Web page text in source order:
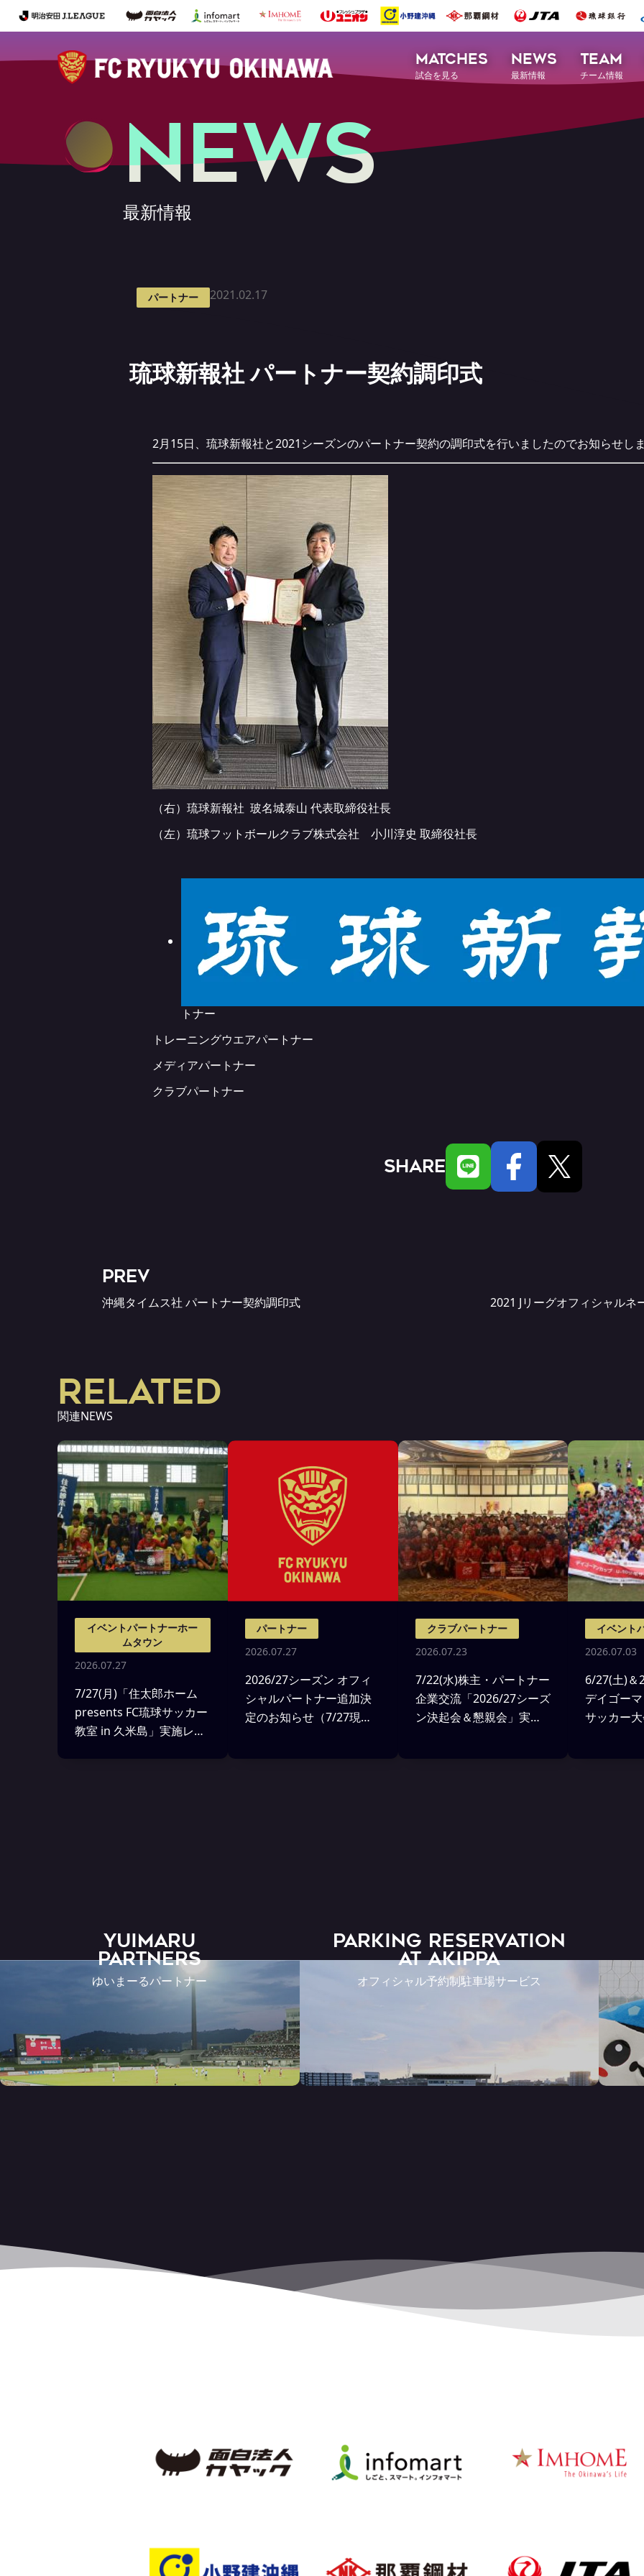
MATCHES
試合を見る
NEWS
最新情報
TEAM
チーム情報
NEWS
最新情報
パートナー 2021.02.17
琉球新報社 パートナー契約調印式
2月15日、琉球新報社と2021シーズンのパートナー契約の調印式を行いましたのでお知らせし
（右）琉球新報社 玻名城泰山 代表取締役社長
（左）琉球フットボールクラブ株式会社 小川淳史 取締役社長
トナー
トレーニングウエアパートナー
メディアパートナー
クラブパートナー
SHARE
PREV
沖縄タイムス社 パートナー契約調印式 2021 Jリーグオフィシャル
RELATED
関連NEWS
イベントパートナーホー
ムタウン
2026.07.27
7/27(月)「住太郎ホーム
presents FC琉球サッカー
教室 in 久米島」実施レポ
パートナー
2026.07.27
2026/27シーズン オフィ
シャルパートナー追加決
定のお知らせ（7/27現
クラブパートナー
2026.07.23
7/22(水)株主・パートナー
企業交流「2026/27シーズ
ン決起会＆懇親会」実施
イベント
2026.07.03
6/27(土)＆
デイゴー
サッカー
YUIMARU
Partners
ゆいまーるパートナー
PARKING RESERVATION
AT Akippa
オフィシャル予約制駐車場サービス